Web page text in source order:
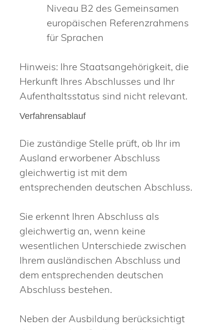
Niveau B2 des Gemeinsamen
europäischen Referenzrahmens
für Sprachen
Hinweis: Ihre Staatsangehörigkeit, die
Herkunft Ihres Abschlusses und Ihr
Aufenthaltsstatus sind nicht relevant.
Verfahrensablauf
Die zuständige Stelle prüft, ob Ihr im
Ausland erworbener Abschluss
gleichwertig ist mit dem
entsprechenden deutschen Abschluss.
Sie erkennt Ihren Abschluss als
gleichwertig an, wenn keine
wesentlichen Unterschiede zwischen
Ihrem ausländischen Abschluss und
dem entsprechenden deutschen
Abschluss bestehen.
Neben der Ausbildung berücksichtigt